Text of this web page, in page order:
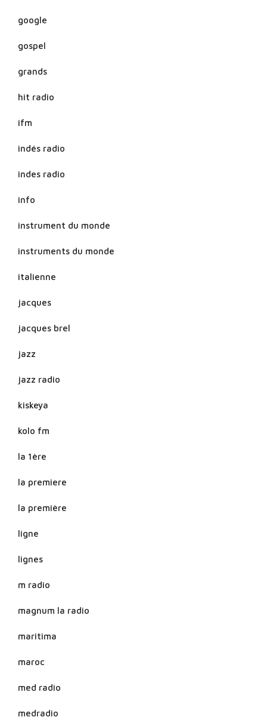
google
gospel
grands
hit radio
ifm
indés radio
indes radio
info
instrument du monde
instruments du monde
italienne
jacques
jacques brel
jazz
jazz radio
kiskeya
kolo fm
la 1ère
la premiere
la première
ligne
lignes
m radio
magnum la radio
maritima
maroc
med radio
medradio